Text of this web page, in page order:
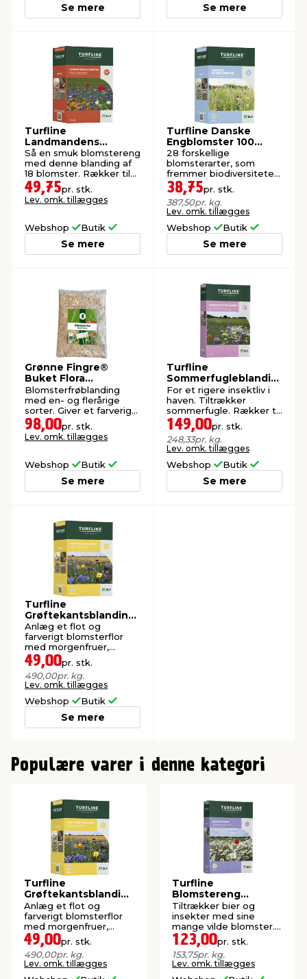
Se mere Se mere
Turfline
Landmandens
Blomster blomsterfrø
100 g
Så en smuk blomstereng
med denne blanding af
18 blomster. Rækker til
10 m².
49,75pr. stk.
Lev. omk. tillægges
Webshop Butik
Se mere
Turfline Danske
Engblomster 100
gram
28 forskellige
blomsterarter, som
fremmer biodiversiteten
i haven.
38,75pr. stk.
387,50pr. kg.
Lev. omk. tillægges
Webshop Butik
Se mere
Grønne Fingre®
Buket Flora
blomsterfrø 800 g
Blomsterfrøblanding
med en- og flerårige
sorter. Giver et farverigt
blomsterflor i haven.
98,00pr. stk.
Lev. omk. tillægges
Webshop Butik
Se mere
Turfline
Sommerfugleblandin
g blomsterfrø 0,6 kg
For et rigere insektliv i
haven. Tiltrækker
sommerfugle. Rækker til
60 m².
149,00pr. stk.
248,33pr. kg.
Lev. omk. tillægges
Webshop Butik
Se mere
Turfline
Grøftekantsblanding
100 gram
Anlæg et flot og
farverigt blomsterflor
med morgenfruer,
kornblomster, valmuer
og solsikker.
49,00pr. stk.
490,00pr. kg.
Lev. omk. tillægges
Webshop Butik
Se mere
Populære varer i denne kategori
Turfline
Grøftekantsblanding
100 gram
Anlæg et flot og
farverigt blomsterflor
med morgenfruer,
kornblomster, valmuer
og solsikker.
49,00pr. stk.
490,00pr. kg.
Lev. omk. tillægges
Turfline
Blomstereng
blomsterfrø 0,8 kg
Tiltrækker bier og
insekter med sine
mange vilde blomster.
Rækker til 80 m².
123,00pr. stk.
153,75pr. kg.
Lev. omk. tillægges